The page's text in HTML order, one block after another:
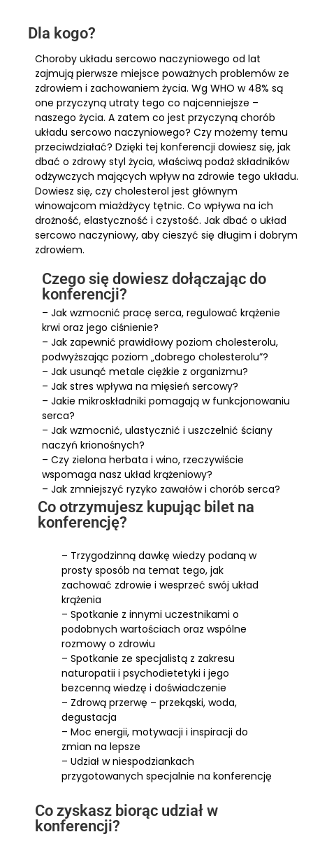
Dla kogo?
Choroby układu sercowo naczyniowego od lat
zajmują pierwsze miejsce poważnych problemów ze
zdrowiem i zachowaniem życia. Wg WHO w 48% są
one przyczyną utraty tego co najcenniejsze –
naszego życia. A zatem co jest przyczyną chorób
układu sercowo naczyniowego? Czy możemy temu
przeciwdziałać? Dzięki tej konferencji dowiesz się, jak
dbać o zdrowy styl życia, właściwą podaż składników
odżywczych mających wpływ na zdrowie tego układu.
Dowiesz się, czy cholesterol jest głównym
winowajcom miażdżycy tętnic. Co wpływa na ich
drożność, elastyczność i czystość. Jak dbać o układ
sercowo naczyniowy, aby cieszyć się długim i dobrym
zdrowiem.
Czego się dowiesz dołączając do
konferencji?
– Jak wzmocnić pracę serca, regulować krążenie
krwi oraz jego ciśnienie?
– Jak zapewnić prawidłowy poziom cholesterolu,
podwyższając poziom „dobrego cholesterolu”?
– Jak usunąć metale ciężkie z organizmu?
– Jak stres wpływa na mięsień sercowy?
– Jakie mikroskładniki pomagają w funkcjonowaniu
serca?
– Jak wzmocnić, ulastycznić i uszczelnić ściany
naczyń krionośnych?
– Czy zielona herbata i wino, rzeczywiście
wspomaga nasz układ krążeniowy?
– Jak zmniejszyć ryzyko zawałów i chorób serca?
Co otrzymujesz kupując bilet na
konferencję?
– Trzygodzinną dawkę wiedzy podaną w
prosty sposób na temat tego, jak
zachować zdrowie i wesprzeć swój układ
krążenia
– Spotkanie z innymi uczestnikami o
podobnych wartościach oraz wspólne
rozmowy o zdrowiu
– Spotkanie ze specjalistą z zakresu
naturopatii i psychodietetyki i jego
bezcenną wiedzę i doświadczenie
– Zdrową przerwę – przekąski, woda,
degustacja
– Moc energii, motywacji i inspiracji do
zmian na lepsze
– Udział w niespodziankach
przygotowanych specjalnie na konferencję
Co zyskasz biorąc udział w
konferencji?